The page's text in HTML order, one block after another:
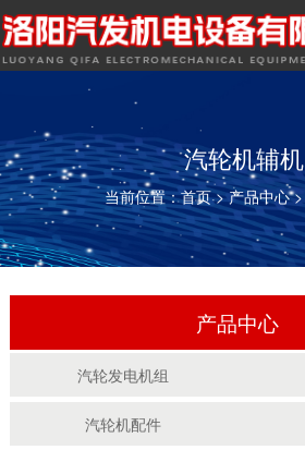
汽轮机辅机
当前位置：首页>产品中心>
产品中心
汽轮发电机组
汽轮机配件